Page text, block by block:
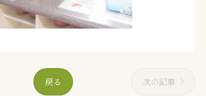
戻る 次の記事